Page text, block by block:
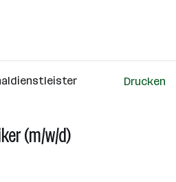
Drucken
(m/w/d)